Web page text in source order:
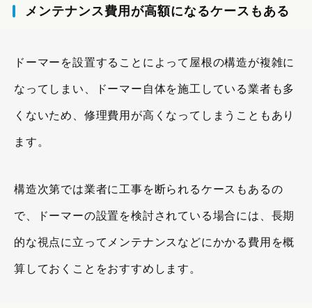
メンテナンス費用が高額になるケースもある
ドーマーを設置することによって屋根の構造が複雑に
なってしまい、ドーマー自体を施工している業者も多
くないため、修理費用が高くなってしまうこともあり
ます。
構造次第では業者に工事を断られるケースもあるの
で、ドーマーの設置を検討されている場合には、長期
的な視点に立ってメンテナンスなどにかかる費用を概
算しておくことをおすすめします。